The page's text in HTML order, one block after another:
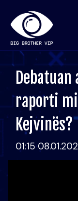
raporti
Kejvinës?
01:15